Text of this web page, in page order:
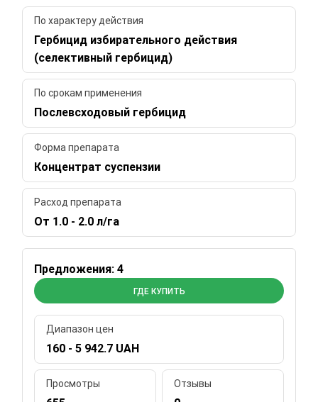
По характеру действия
Гербицид избирательного действия
(селективный гербицид)
По срокам применения
Послевсходовый гербицид
Форма препарата
Концентрат суспензии
Расход препарата
От 1.0 - 2.0 л/га
Предложения: 4
ГДЕ КУПИТЬ
Диапазон цен
160 - 5 942.7 UAH
Просмотры Отзывы